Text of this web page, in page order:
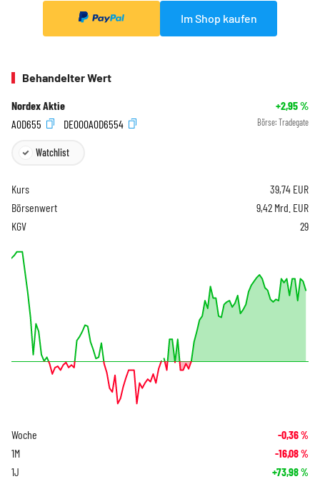
Im Shop kaufen
Behandelter Wert
Nordex Aktie +2,95%
A0D655
DE000A0D6554 Börse: Tradegate
Watchlist
Kurs 39,74 EUR
Börsenwert
9,42 Mrd. EUR
KGV
29
Woche -0,36%
1M -16,08%
1J +73,98%